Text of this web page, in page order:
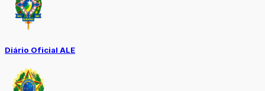
Diário Oficial ALE